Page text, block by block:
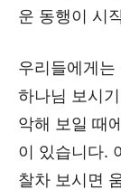
운 동행이 시
우리들에게
하나님 보시
악해 보일 때
이 있습니다.
찰차 보시면